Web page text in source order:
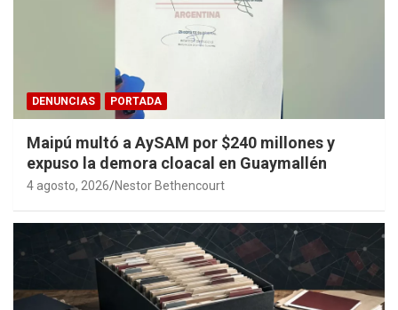
DENUNCIAS PORTADA
Maipú multó a AySAM por $240 millones y
expuso la demora cloacal en Guaymallén
4 agosto, 2026 Nestor Bethencourt